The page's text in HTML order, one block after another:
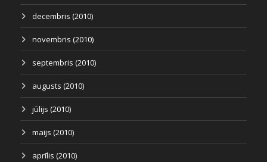
decembris (2010)
novembris (2010)
septembris (2010)
augusts (2010)
jūlijs (2010)
maijs (2010)
aprīlis (2010)